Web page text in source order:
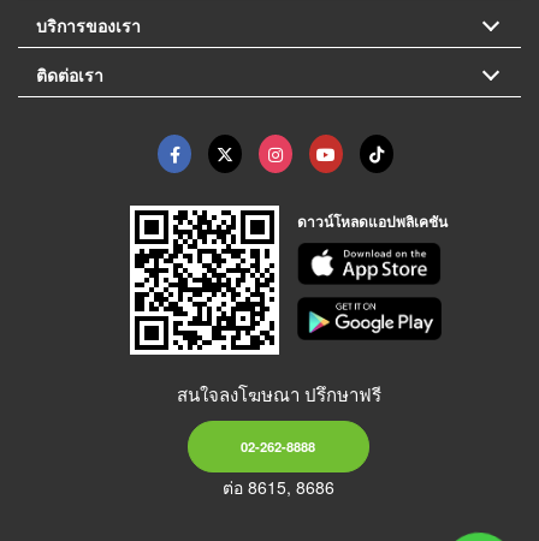
บริการของเรา
ติดต่อเรา
ดาวน์โหลดแอปพลิเคชัน
สนใจลงโฆษณา ปรึกษาฟรี
02-262-8888
ต่อ 8615, 8686